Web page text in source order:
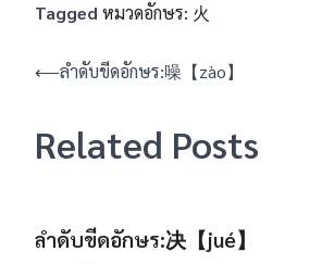
Tagged หมวดอักษร: 火
แนะแนว
⟵ลำดับขีดอักษร:噪【zào】
Related Posts
ลำดับขีดอักษร:决【jué】